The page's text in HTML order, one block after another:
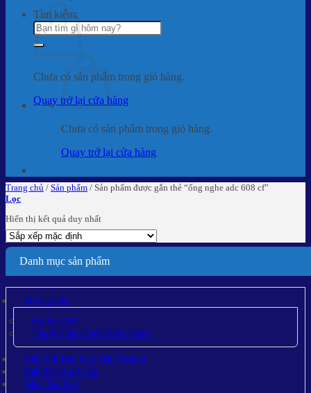
Chưa có sản phẩm trong giỏ hàng.
Quay trở lại cửa hàng
Tìm kiếm:
Chưa có sản phẩm trong giỏ hàng.
Quay trở lại cửa hàng
Trang chủ / Sản phẩm / Sản phẩm được gắn thẻ “ống nghe adc 608 cf”
Lọc
Hiển thị kết quả duy nhất
Danh mục sản phẩm
Dược phẩm
Bộ Kit PRP
Thuốc Tiêm Dịch Nhờn Khớp
Máy Cắt Bao Quy Đầu Surkon
Máy Đo Huyết Áp
Máy Tạo Oxy